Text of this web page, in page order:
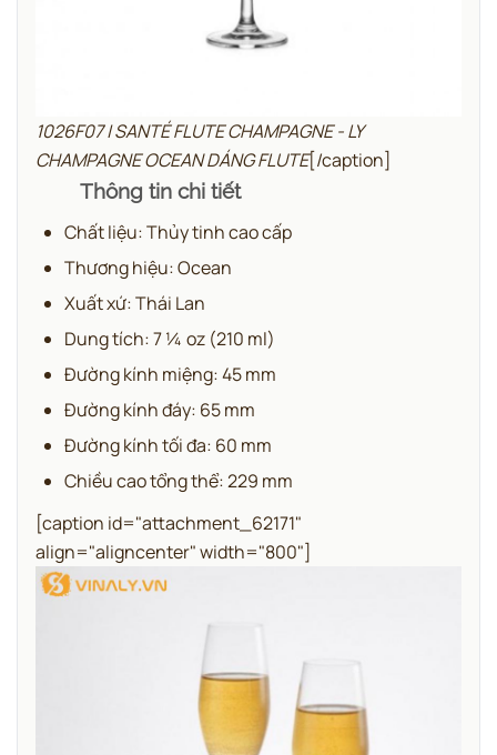
1026F07 | SANTÉ FLUTE CHAMPAGNE - LY
CHAMPAGNE OCEAN DÁNG FLUTE[/caption]
Thông tin chi tiết
Chất liệu: Thủy tinh cao cấp
Thương hiệu: Ocean
Xuất xứ: Thái Lan
Dung tích: 7 ¼ oz (210 ml)
Đường kính miệng: 45 mm
Đường kính đáy: 65 mm
Đường kính tối đa: 60 mm
Chiều cao tổng thể: 229 mm
[caption id="attachment_62171"
align="aligncenter" width="800"]